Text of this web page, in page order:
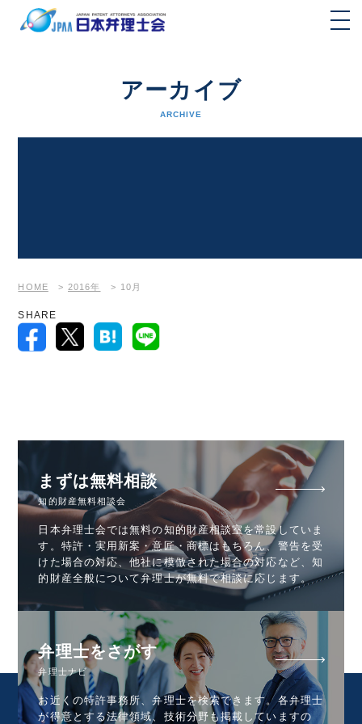
アーカイブ
ARCHIVE
HOME > 2016年 > 10月
SHARE
まずは無料相談
知的財産無料相談会
日本弁理士会では無料の知的財産相談室を常設していま
す。特許・実用新案・意匠・商標はもちろん、警告を受
けた場合の対応、他社に模倣された場合の対応など、知
的財産全般について弁理士が無料で相談に応じます。
弁理士をさがす
弁理士ナビ
お近くの特許事務所、弁理士を検索できます。各弁理士
が得意とする法律領域、技術分野も掲載していますの